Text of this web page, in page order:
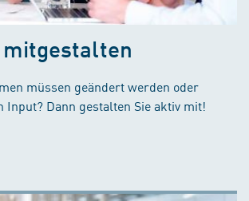
müssen geändert werden oder
Input? Dann gestalten Sie aktiv mit!